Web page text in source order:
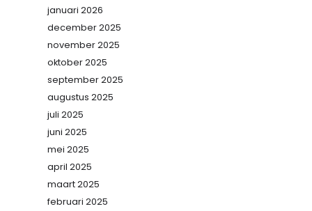
januari 2026
december 2025
november 2025
oktober 2025
september 2025
augustus 2025
juli 2025
juni 2025
mei 2025
april 2025
maart 2025
februari 2025